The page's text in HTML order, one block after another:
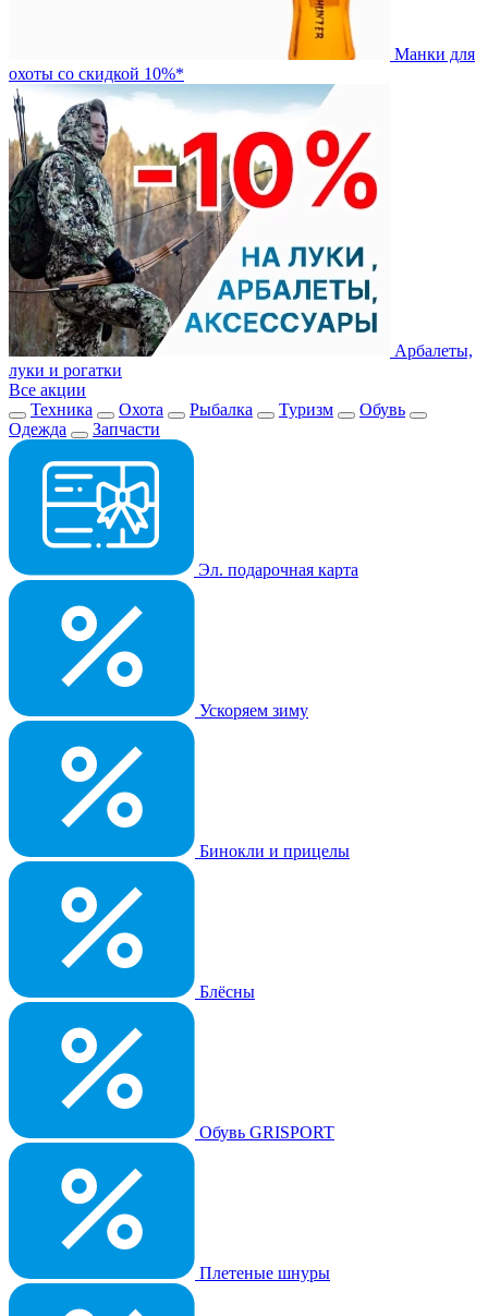
Манки для
охоты со скидкой 10%*
Арбалеты,
луки и рогатки
Все акции
Техника
Охота Рыбалка Туризм
Обувь
Одежда
Запчасти
Эл. подарочная карта
Ускоряем зиму
Бинокли и прицелы
Блёсны
Обувь GRISPORT
Плетеные шнуры